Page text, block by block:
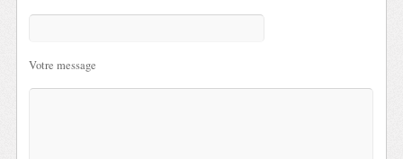
Votre message